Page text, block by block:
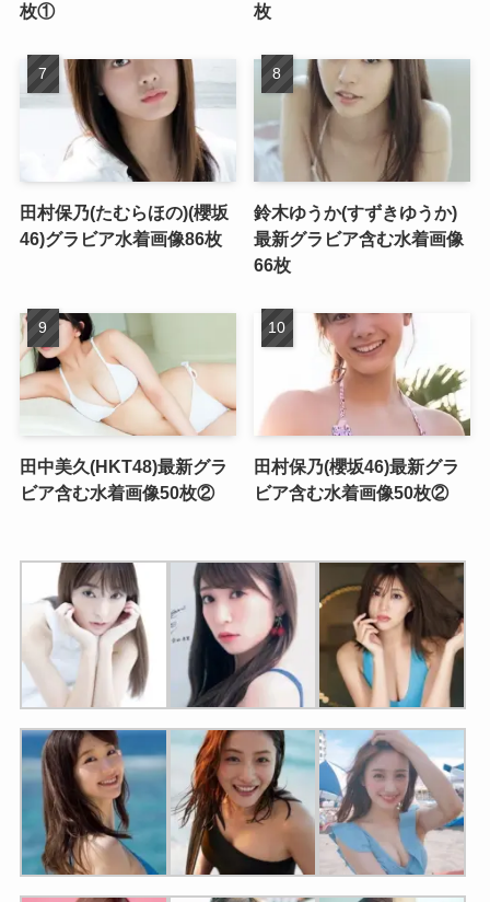
枚①
枚
田村保乃(たむらほの)(櫻坂
46)グラビア水着画像86枚
鈴木ゆうか(すずきゆうか)
最新グラビア含む水着画像
66枚
田中美久(HKT48)最新グラ
ビア含む水着画像50枚②
田村保乃(櫻坂46)最新グラ
ビア含む水着画像50枚②